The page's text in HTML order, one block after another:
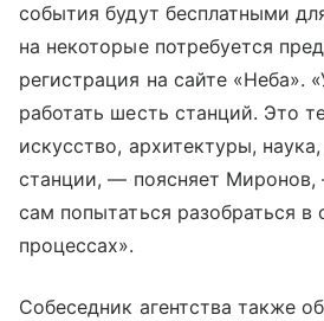
события будут бесплатными
на некоторые потребуется
регистрация на сайте «Неба».
работать шесть станций. Это
искусство, архитектуры,
станции, — поясняет
сам попытаться разобраться
процессах».
Собеседник агентства также